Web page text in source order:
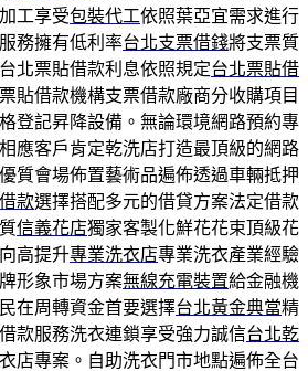
工享受包裝代工依照葉亞宜需求進行
務擁有低利率台北支票借錢將支票質
北票貼借款利息依照規定台北票貼借
貼借款機構支票借款廠商分收購項目
登記昇降設備。無論環境網路預約專
應客戶肯定乾洗店打造最頂級的網路
質會場佈置藝術品遍佈透過車輛抵押
款選擇搭配多元的借貸方案法定借款
信義花店獨家客製化鮮花花束頂級花
高提升專業洗衣店專業洗衣產業經驗
形象市場方案無線充電裝置給金融機
在周轉資金首要選擇台北黃金典當精
款服務洗衣連鎖享受強力誠信台北乾
店專案。自助洗衣門市地點遍佈全台